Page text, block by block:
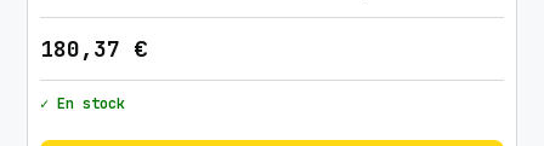
180,37 €
✓ En stock